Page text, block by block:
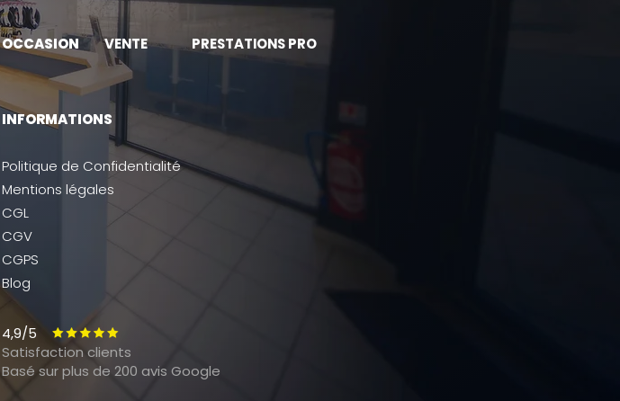
OCCASION VENTE PRESTATIONS PRO
INFORMATIONS
Politique de Confidentialité
Mentions légales
CGL
CGV
CGPS
Blog
4,9/5
Satisfaction clients
Basé sur plus de 200 avis Google